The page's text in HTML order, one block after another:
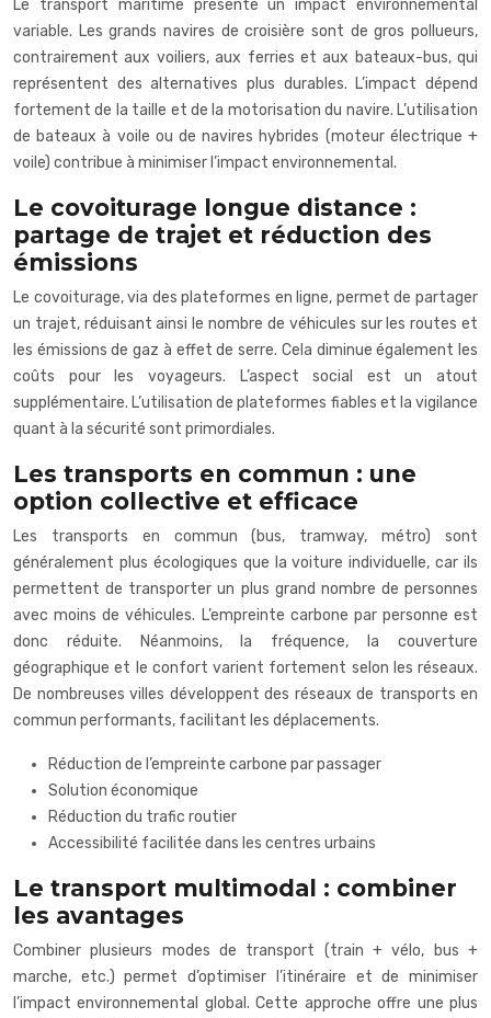
Le transport maritime présente un impact environnemental
variable. Les grands navires de croisière sont de gros pollueurs,
contrairement aux voiliers, aux ferries et aux bateaux-bus, qui
représentent des alternatives plus durables. L’impact dépend
fortement de la taille et de la motorisation du navire. L’utilisation
de bateaux à voile ou de navires hybrides (moteur électrique +
voile) contribue à minimiser l’impact environnemental.
Le covoiturage longue distance :
partage de trajet et réduction des
émissions
Le covoiturage, via des plateformes en ligne, permet de partager
un trajet, réduisant ainsi le nombre de véhicules sur les routes et
les émissions de gaz à effet de serre. Cela diminue également les
coûts pour les voyageurs. L’aspect social est un atout
supplémentaire. L’utilisation de plateformes fiables et la vigilance
quant à la sécurité sont primordiales.
Les transports en commun : une
option collective et efficace
Les transports en commun (bus, tramway, métro) sont
généralement plus écologiques que la voiture individuelle, car ils
permettent de transporter un plus grand nombre de personnes
avec moins de véhicules. L’empreinte carbone par personne est
donc réduite. Néanmoins, la fréquence, la couverture
géographique et le confort varient fortement selon les réseaux.
De nombreuses villes développent des réseaux de transports en
commun performants, facilitant les déplacements.
Réduction de l’empreinte carbone par passager
Solution économique
Réduction du trafic routier
Accessibilité facilitée dans les centres urbains
Le transport multimodal : combiner
les avantages
Combiner plusieurs modes de transport (train + vélo, bus +
marche, etc.) permet d’optimiser l’itinéraire et de minimiser
l’impact environnemental global. Cette approche offre une plus